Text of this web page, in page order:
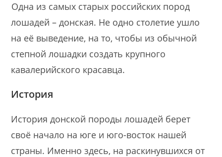
Одна из самых старых российских пород
лошадей – донская. Не одно столетие ушло
на её выведение, на то, чтобы из обычной
степной лошадки создать крупного
кавалерийского красавца.
История
История донской породы лошадей берет
своё начало на юге и юго-восток нашей
страны. Именно здесь, на раскинувшихся от